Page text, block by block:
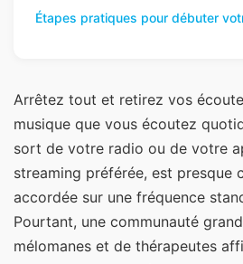
Étapes pratiques pour débuter
Arrêtez tout et retirez vos
musique que vous écoutez
sort de votre radio ou de votre
streaming préférée, est presque
accordée sur une fréquence
Pourtant, une communauté
mélomanes et de thérapeutes